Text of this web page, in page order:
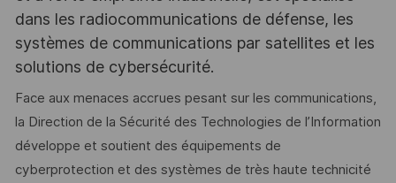
dans les radiocommunications de défense, les
systèmes de communications par satellites et les
solutions de cybersécurité.
Face aux menaces accrues pesant sur les communications,
la Direction de la Sécurité des Technologies de l’Information
développe et soutient des équipements de
cyberprotection et des systèmes de très haute technicité